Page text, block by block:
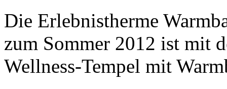
Die Erlebnistherme
zum Sommer 2012 ist mit
Wellness-Tempel mit